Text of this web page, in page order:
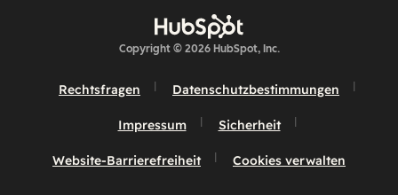
Copyright © 2026 HubSpot, Inc.
Rechtsfragen Datenschutzbestimmungen
Impressum Sicherheit
Website-Barrierefreiheit Cookies verwalten